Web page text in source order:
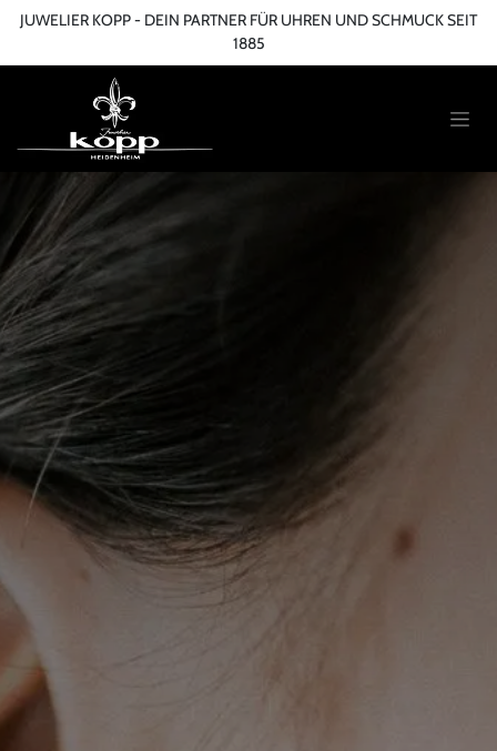
Zum Inhalt springen
JUWELIER KOPP - DEIN PARTNER FÜR UHREN UND SCHMUCK SEIT
1885